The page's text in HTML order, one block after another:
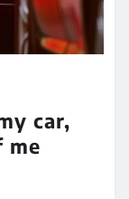
car,
me